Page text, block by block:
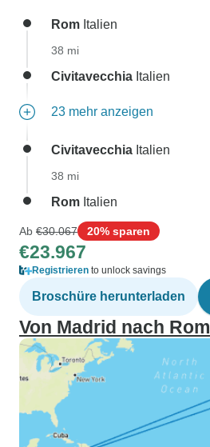
Rom Italien
38 mi
Civitavecchia Italien
23 mehr anzeigen
Civitavecchia Italien
38 mi
Rom Italien
Ab €30.067 20% sparen
€23.967
Registrieren to unlock savings
Broschüre herunterladen
Von Madrid nach Rom